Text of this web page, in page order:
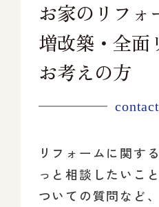
お家のリフォ
増改築・全面
お考えの方
contact
リフォームに関す
っと相談したいこ
ついての質問など